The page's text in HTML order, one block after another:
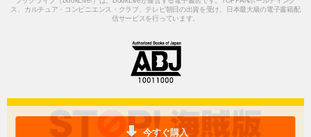
今すぐ購入
ス、カルチュア・コンビニエンス・クラブ、テレビ朝日の出資を受け、日本最大級の電子書籍配
信サービスを行っています。